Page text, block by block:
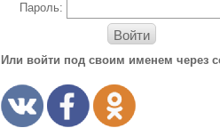
Пароль:
Войти
Или войти под своим именем через